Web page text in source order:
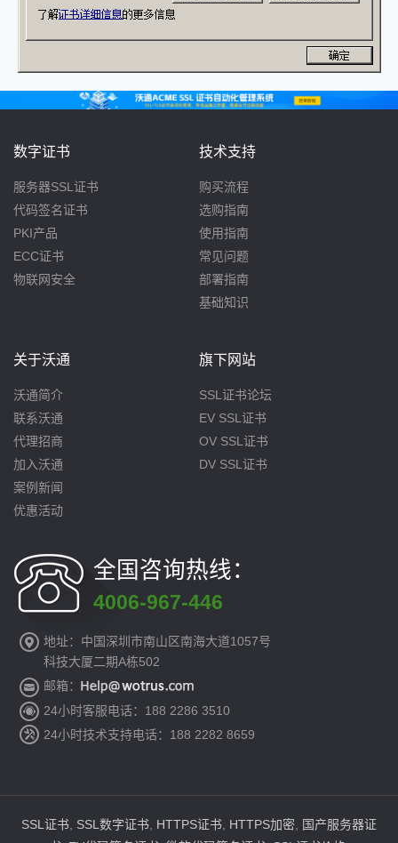
数字证书
服务器SSL证书
代码签名证书
PKI产品
ECC证书
物联网安全
技术支持
购买流程
选购指南
使用指南
常见问题
部署指南
基础知识
关于沃通
沃通简介
联系沃通
代理招商
加入沃通
案例新闻
优惠活动
旗下网站
SSL证书论坛
EV SSL证书
OV SSL证书
DV SSL证书
全国咨询热线：
4006-967-446
地址：中国深圳市南山区南海大道1057号
科技大厦二期A栋502
邮箱：
24小时客服电话：188 2286 3510
24小时技术支持电话：188 2282 8659
SSL证书 SSL数字证书 HTTPS证书 HTTPS加密
国产服务器证